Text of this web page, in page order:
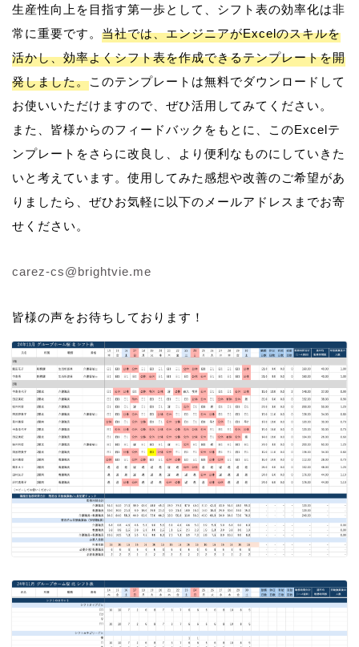
生産性向上を目指す第一歩として、シフト表の効率化は非
常に重要です。 当社では、エンジニアがExcelのスキルを
活かし、効率よくシフト表を作成できるテンプレートを開
発しました。このテンプレートは無料でダウンロードして
お使いいただけますので、ぜひ活用してみてください。
また、皆様からのフィードバックをもとに、このExcelテ
ンプレートをさらに改良し、より便利なものにしていきた
いと考えています。使用してみた感想や改善のご希望があ
りましたら、ぜひお気軽に以下のメールアドレスまでお寄
せください。
carez-cs@brightvie.me
皆様の声をお待ちしております！